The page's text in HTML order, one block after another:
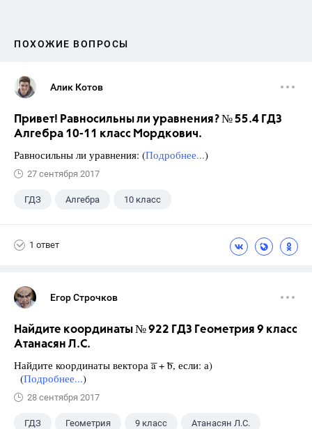
ПОХОЖИЕ ВОПРОСЫ
Алик Котов
Привет! Равносильны ли уравнения? № 55.4 ГДЗ
Алгебра 10-11 класс Мордкович.
Равносильны ли уравнения: (Подробнее...)
27 сентября 2017
ГДЗ Алгебра 10 класс
1 ответ
Егор Строчков
Найдите координаты № 922 ГДЗ Геометрия 9 класс
Атанасян Л.С.
Найдите координаты вектора ͞a + ͞b, если: а)
(Подробнее...)
28 сентября 2017
ГДЗ Геометрия 9 класс Атанасян Л.С.